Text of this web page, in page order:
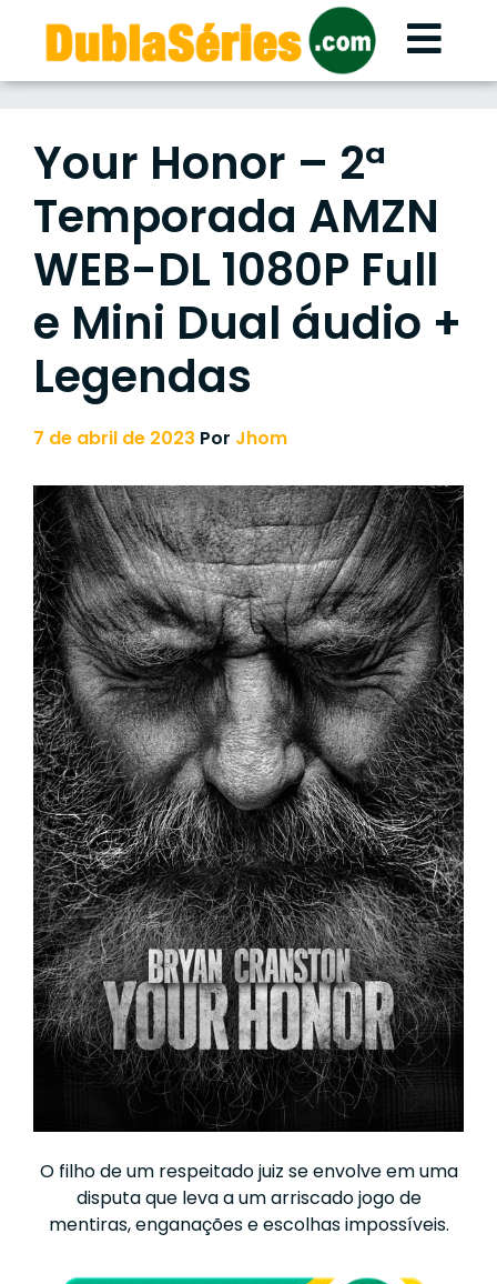
content
Your Honor – 2ª
Temporada AMZN
WEB-DL 1080P Full
e Mini Dual áudio +
Legendas
7 de abril de 2023 Por Jhom
O filho de um respeitado juiz se envolve em uma
disputa que leva a um arriscado jogo de
mentiras, enganações e escolhas impossíveis.